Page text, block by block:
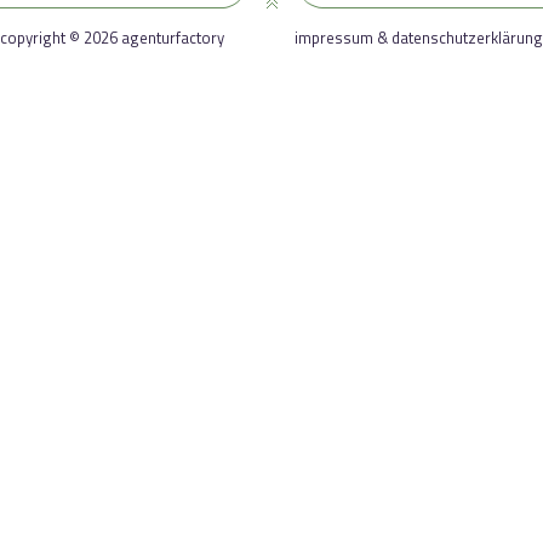
copyright © 2026 agenturfactory impressum & datenschutzerklärung